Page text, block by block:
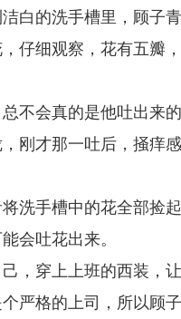
白的洗手槽里，顾子
仔细观察，花有五瓣
不会真的是他吐出来
刚才那一吐后，掻痒
洗手槽中的花全部捡
会吐花出来。
，穿上上班的西装，
严格的上司，所以顾